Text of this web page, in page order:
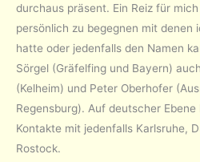
durchaus präsent. Ein Reiz für
persönlich zu begegnen mit denen
hatte oder jedenfalls den Namen
Sörgel (Gräfelfing und Bayern)
(Kelheim) und Peter Oberhofer
Regensburg). Auf deutscher
Kontakte mit jedenfalls Karlsruhe,
Rostock.